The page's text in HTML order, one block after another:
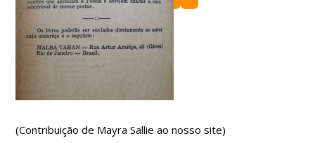
(Contribuição de Mayra Sallie ao nosso site)